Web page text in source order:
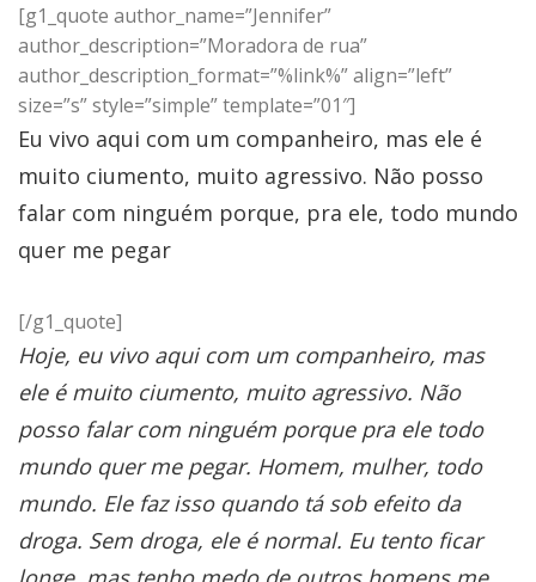
[g1_quote author_name=”Jennifer”
author_description=”Moradora de rua”
author_description_format=”%link%” align=”left”
size=”s” style=”simple” template=”01″]
Eu vivo aqui com um companheiro, mas ele é
muito ciumento, muito agressivo. Não posso
falar com ninguém porque, pra ele, todo mundo
quer me pegar
[/g1_quote]
Hoje, eu vivo aqui com um companheiro, mas
ele é muito ciumento, muito agressivo. Não
posso falar com ninguém porque pra ele todo
mundo quer me pegar. Homem, mulher, todo
mundo. Ele faz isso quando tá sob efeito da
droga. Sem droga, ele é normal. Eu tento ficar